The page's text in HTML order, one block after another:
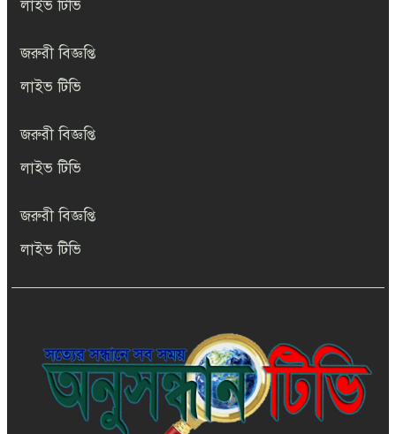
https://www.youtube.com/watch?
v=hEymNRyLSiA
শফিকুর রহমান ।
গাংনী উপজেলা প্রেসক্লাবের নির্বাচন
অনুষ্ঠিত
লাইভ টিভি
জরুরী বিজ্ঞপ্তি
লাইভ টিভি
জরুরী বিজ্ঞপ্তি
লাইভ টিভি
জরুরী বিজ্ঞপ্তি
লাইভ টিভি